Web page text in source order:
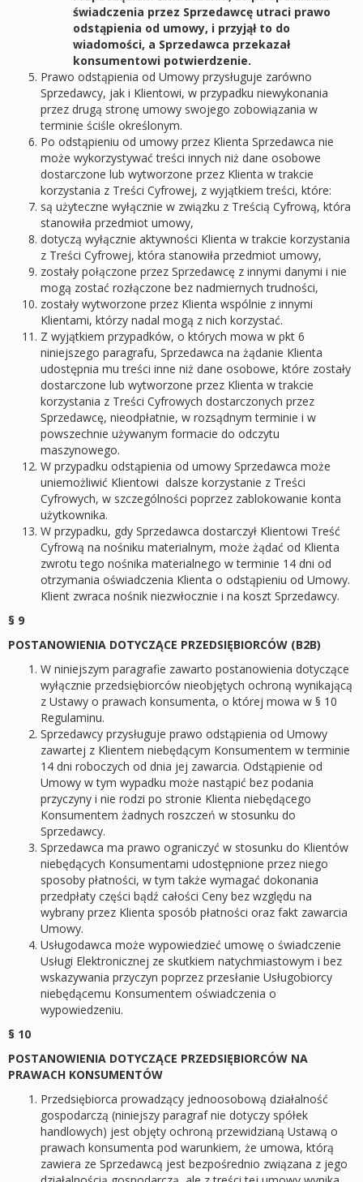
świadczenia przez Sprzedawcę utraci prawo
odstąpienia od umowy, i przyjął to do
wiadomości, a Sprzedawca przekazał
konsumentowi potwierdzenie.
Prawo odstąpienia od Umowy przysługuje zarówno
Sprzedawcy, jak i Klientowi, w przypadku niewykonania
przez drugą stronę umowy swojego zobowiązania w
terminie ściśle określonym.
Po odstąpieniu od umowy przez Klienta Sprzedawca nie
może wykorzystywać treści innych niż dane osobowe
dostarczone lub wytworzone przez Klienta w trakcie
korzystania z Treści Cyfrowej, z wyjątkiem treści, które:
są użyteczne wyłącznie w związku z Treścią Cyfrową, która
stanowiła przedmiot umowy,
dotyczą wyłącznie aktywności Klienta w trakcie korzystania
z Treści Cyfrowej, która stanowiła przedmiot umowy,
zostały połączone przez Sprzedawcę z innymi danymi i nie
mogą zostać rozłączone bez nadmiernych trudności,
zostały wytworzone przez Klienta wspólnie z innymi
Klientami, którzy nadal mogą z nich korzystać.
Z wyjątkiem przypadków, o których mowa w pkt 6
niniejszego paragrafu, Sprzedawca na żądanie Klienta
udostępnia mu treści inne niż dane osobowe, które zostały
dostarczone lub wytworzone przez Klienta w trakcie
korzystania z Treści Cyfrowych dostarczonych przez
Sprzedawcę, nieodpłatnie, w rozsądnym terminie i w
powszechnie używanym formacie do odczytu
maszynowego.
W przypadku odstąpienia od umowy Sprzedawca może
uniemożliwić Klientowi dalsze korzystanie z Treści
Cyfrowych, w szczególności poprzez zablokowanie konta
użytkownika.
W przypadku, gdy Sprzedawca dostarczył Klientowi Treść
Cyfrową na nośniku materialnym, może żądać od Klienta
zwrotu tego nośnika materialnego w terminie 14 dni od
otrzymania oświadczenia Klienta o odstąpieniu od Umowy.
Klient zwraca nośnik niezwłocznie i na koszt Sprzedawcy.
§ 9
POSTANOWIENIA DOTYCZĄCE PRZEDSIĘBIORCÓW (B2B)
W niniejszym paragrafie zawarto postanowienia dotyczące
wyłącznie przedsiębiorców nieobjętych ochroną wynikającą
z Ustawy o prawach konsumenta, o której mowa w § 10
Regulaminu.
Sprzedawcy przysługuje prawo odstąpienia od Umowy
zawartej z Klientem niebędącym Konsumentem w terminie
14 dni roboczych od dnia jej zawarcia. Odstąpienie od
Umowy w tym wypadku może nastąpić bez podania
przyczyny i nie rodzi po stronie Klienta niebędącego
Konsumentem żadnych roszczeń w stosunku do
Sprzedawcy.
Sprzedawca ma prawo ograniczyć w stosunku do Klientów
niebędących Konsumentami udostępnione przez niego
sposoby płatności, w tym także wymagać dokonania
przedpłaty części bądź całości Ceny bez względu na
wybrany przez Klienta sposób płatności oraz fakt zawarcia
Umowy.
Usługodawca może wypowiedzieć umowę o świadczenie
Usługi Elektronicznej ze skutkiem natychmiastowym i bez
wskazywania przyczyn poprzez przesłanie Usługobiorcy
niebędącemu Konsumentem oświadczenia o
wypowiedzeniu.
§ 10
POSTANOWIENIA DOTYCZĄCE PRZEDSIĘBIORCÓW NA
PRAWACH KONSUMENTÓW
Przedsiębiorca prowadzący jednoosobową działalność
gospodarczą (niniejszy paragraf nie dotyczy spółek
handlowych) jest objęty ochroną przewidzianą Ustawą o
prawach konsumenta pod warunkiem, że umowa, którą
zawiera ze Sprzedawcą jest bezpośrednio związana z jego